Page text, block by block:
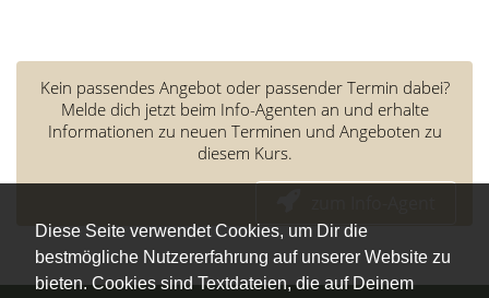
Diese Seite verwendet Cookies, um Dir die
bestmögliche Nutzererfahrung auf unserer Website zu
bieten. Cookies sind Textdateien, die auf Deinem
Kein passendes Angebot oder passender Termin dabei?
Melde dich jetzt beim Info-Agenten an und erhalte
Informationen zu neuen Terminen und Angeboten zu
diesem Kurs.